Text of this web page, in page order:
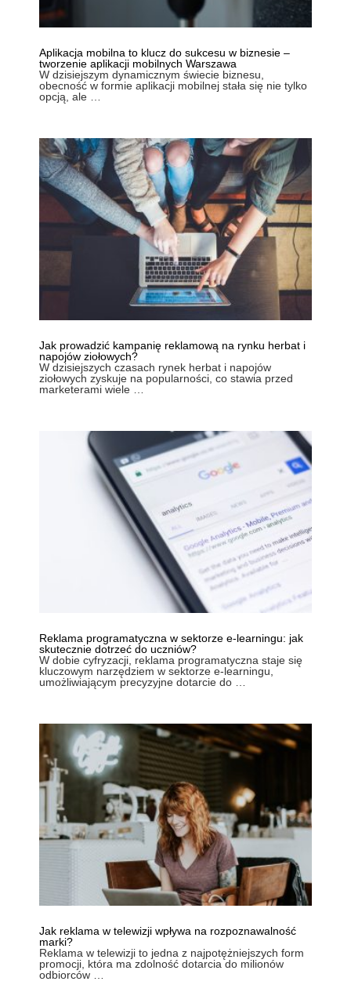
Aplikacja mobilna to klucz do sukcesu w biznesie –
tworzenie aplikacji mobilnych Warszawa
W dzisiejszym dynamicznym świecie biznesu,
obecność w formie aplikacji mobilnej stała się nie tylko
opcją, ale …
Jak prowadzić kampanię reklamową na rynku herbat i
napojów ziołowych?
W dzisiejszych czasach rynek herbat i napojów
ziołowych zyskuje na popularności, co stawia przed
marketerami wiele …
Reklama programatyczna w sektorze e-learningu: jak
skutecznie dotrzeć do uczniów?
W dobie cyfryzacji, reklama programatyczna staje się
kluczowym narzędziem w sektorze e-learningu,
umożliwiającym precyzyjne dotarcie do …
Jak reklama w telewizji wpływa na rozpoznawalność
marki?
Reklama w telewizji to jedna z najpotężniejszych form
promocji, która ma zdolność dotarcia do milionów
odbiorców …